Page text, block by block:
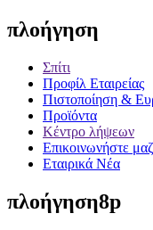
πλοήγηση
Σπίτι
Προφίλ Εταιρείας
Πιστοποίηση &
Προϊόντα
Κέντρο λήψεων
Επικοινωνήστε
Εταιρικά Νέα
πλοήγηση8p